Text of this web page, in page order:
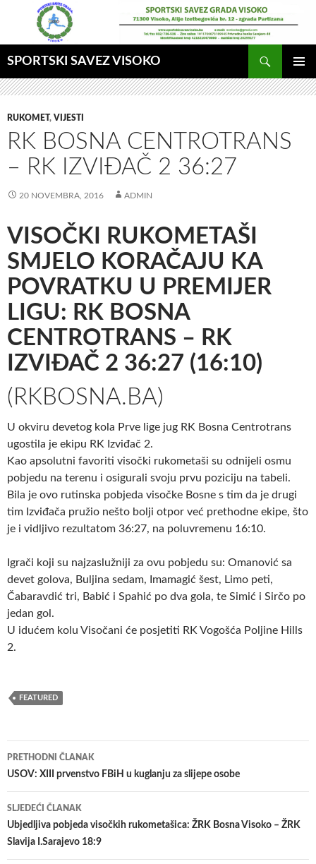
SPORTSKI SAVEZ VISOKO
GLAVNI
MENI
RUKOMET, VIJESTI
RK BOSNA CENTROTRANS
– RK IZVIĐAČ 2 36:27
20 NOVEMBRA, 2016 ADMIN
VISOČKI RUKOMETAŠI
SMJELO KORAČAJU KA
POVRATKU U PREMIJER
LIGU: RK BOSNA
CENTROTRANS – RK
IZVIĐAČ 2 36:27 (16:10)
(RKBOSNA.BA)
U okviru devetog kola Prve lige jug RK Bosna Centrotrans
ugostila je ekipu RK Izviđač 2.
Kao apsolutni favoriti visočki rukometaši su odnijeli osmu
pobjedu na terenu i osigurali svoju prvu poziciju na tabeli.
Bila je ovo rutinska pobjeda visočke Bosne s tim da je drugi
tim Izviđača pružio nešto bolji otpor već prethodne ekipe, što
je i vidljivo rezultatom 36:27, na poluvremenu 16:10.
Igrači koji su najzaslužniji za ovu pobjedu su: Omanović sa
devet golova, Buljina sedam, Imamagić šest, Limo peti,
Čabaravdić tri, Babić i Spahić po dva gola, te Simić i Sirčo po
jedan gol.
U idućem kolu Visočani će posjetiti RK Vogošća Poljine Hills
2.
FEATURED
Navigacija
članaka
PRETHODNI ČLANAK
USOV: XIII prvenstvo FBiH u kuglanju za slijepe osobe
SLJEDEĆI ČLANAK
Ubjedljiva pobjeda visočkih rukometašica: ŽRK Bosna Visoko – ŽRK
Slavija I.Sarajevo 18:9